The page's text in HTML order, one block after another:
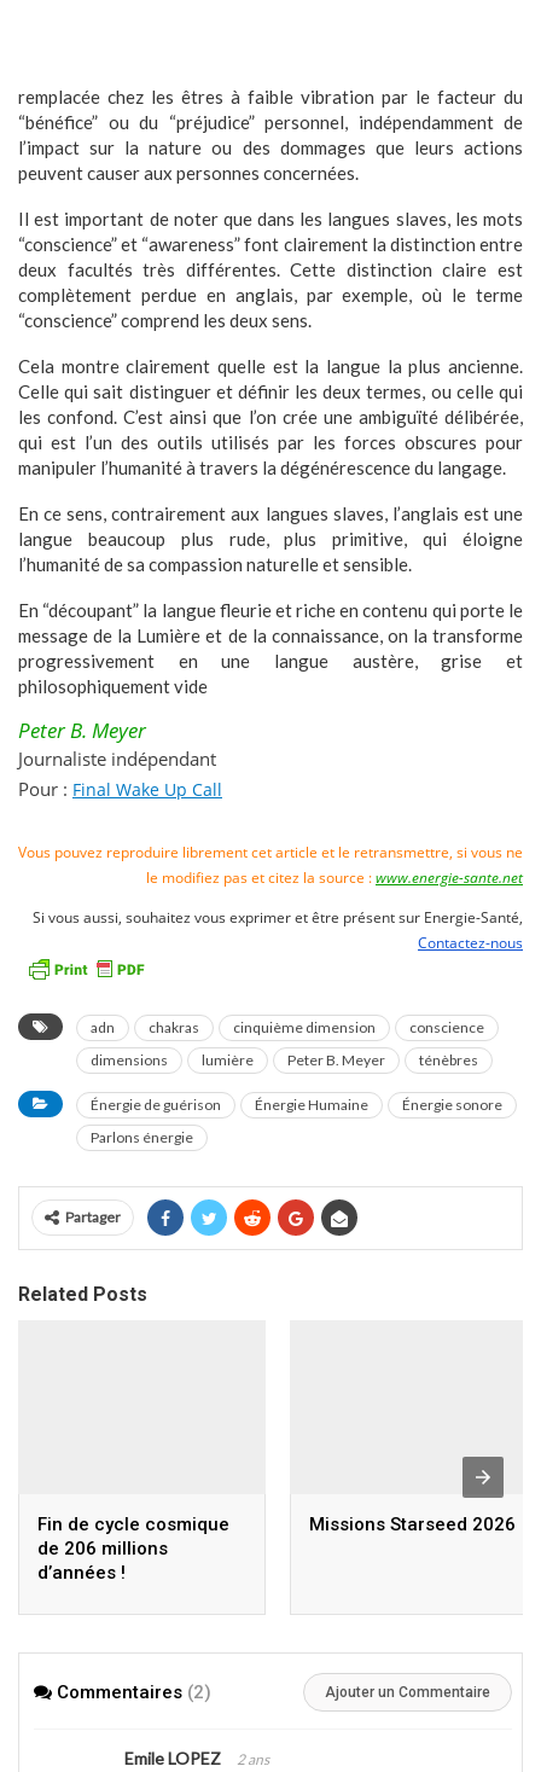
remplacée chez les êtres à faible vibration par le facteur du
“bénéfice” ou du “préjudice” personnel, indépendamment de
l’impact sur la nature ou des dommages que leurs actions
peuvent causer aux personnes concernées.
Il est important de noter que dans les langues slaves, les mots
“conscience” et “awareness” font clairement la distinction entre
deux facultés très différentes. Cette distinction claire est
complètement perdue en anglais, par exemple, où le terme
“conscience” comprend les deux sens.
Cela montre clairement quelle est la langue la plus ancienne.
Celle qui sait distinguer et définir les deux termes, ou celle qui
les confond. C’est ainsi que l’on crée une ambiguïté délibérée,
qui est l’un des outils utilisés par les forces obscures pour
manipuler l’humanité à travers la dégénérescence du langage.
En ce sens, contrairement aux langues slaves, l’anglais est une
langue beaucoup plus rude, plus primitive, qui éloigne
l’humanité de sa compassion naturelle et sensible.
En “découpant” la langue fleurie et riche en contenu qui porte le
message de la Lumière et de la connaissance, on la transforme
progressivement en une langue austère, grise et
philosophiquement vide
Peter B. Meyer
Journaliste indépendant
Pour : Final Wake Up Call
Vous pouvez reproduire librement cet article et le retransmettre, si vous ne
le modifiez pas et citez la source :www.energie-sante.net
Si vous aussi, souhaitez vous exprimer et être présent sur Energie-Santé,
Contactez-nous
adn chakras cinquième dimension
conscience
dimensions
lumière Peter B. Meyer ténèbres
Énergie de guérison Énergie Humaine
Énergie sonore
Parlons énergie
Partager
Related Posts
Fin de cycle cosmique
de 206 millions
d’années !
Missions Starseed 2026
Commentaires (2) Ajouter un Commentaire
Emile LOPEZ 2 ans